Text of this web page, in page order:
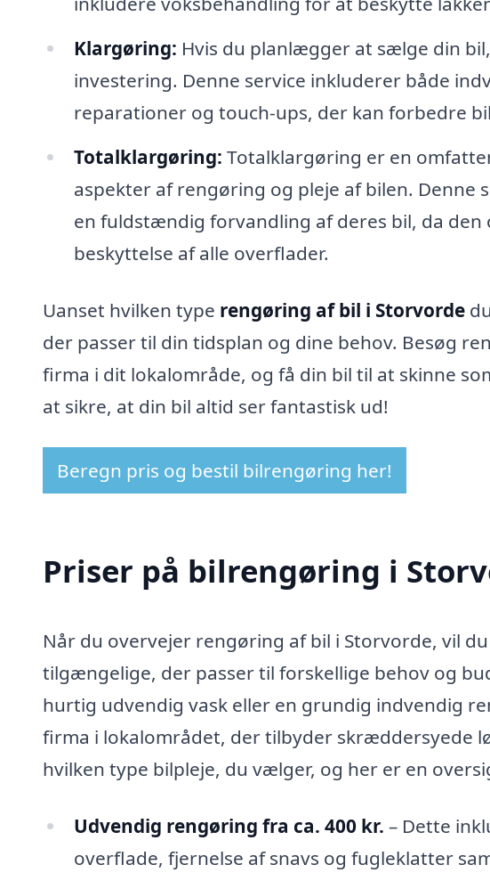
Klargøring: Hvis du planlægger at sælge din
investering. Denne service inkluderer både
reparationer og touch-ups, der kan forbedre
Totalklargøring: Totalklargøring er en
aspekter af rengøring og pleje af bilen. Denne
en fuldstændig forvandling af deres bil, da
beskyttelse af alle overflader.
Uanset hvilken type rengøring af bil i Storvorde
der passer til din tidsplan og dine behov. Besøg
firma i dit lokalområde, og få din bil til at skinne
at sikre, at din bil altid ser fantastisk ud!
Beregn pris og bestil bilrengøring her!
Priser på bilrengøring i
Når du overvejer rengøring af bil i Storvorde, vil
tilgængelige, der passer til forskellige behov og
hurtig udvendig vask eller en grundig indvendig
firma i lokalområdet, der tilbyder skræddersyede
hvilken type bilpleje, du vælger, og her er en
Udvendig rengøring fra ca. 400 kr. – Dette
overflade, fjernelse af snavs og fugleklatter